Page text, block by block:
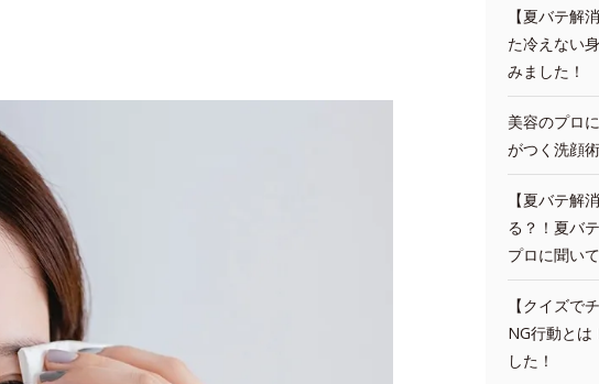
【夏バテ解
た冷えない
みました！
美容のプロ
がつく洗顔術
【夏バテ解
る？！夏バ
プロに聞い
【クイズで
NG行動とは
した！